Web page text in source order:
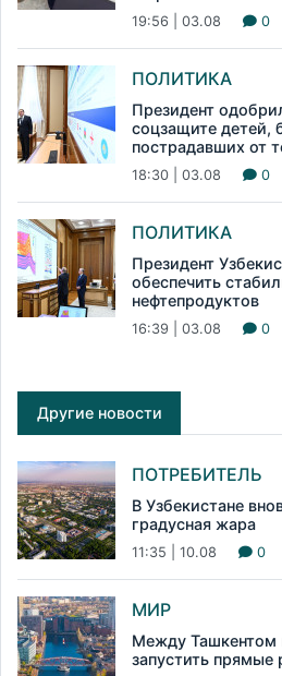
19:56 | 03.08 0
ПОЛИТИКА
Президент
соцзащите детей,
пострадавших от
18:30 | 03.08 0
ПОЛИТИКА
Президент
обеспечить
нефтепродуктов
16:39 | 03.08 0
Другие новости
ПОТРЕБИТЕЛЬ
В Узбекистане
градусная жара
11:35 | 10.08 0
МИР
Между Ташкентом
запустить прямые